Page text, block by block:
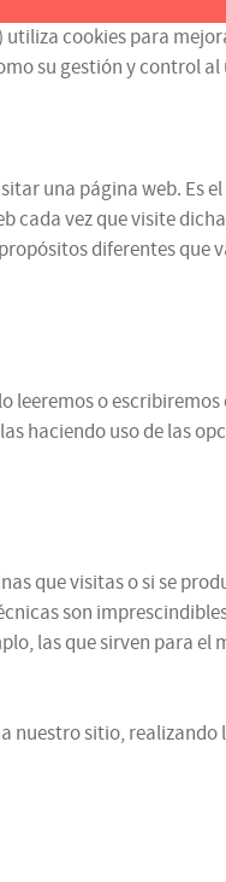
cookies para
su gestión y control
una página web. Es
vez que visite
diferentes que
o
haciendo uso de las
que visitas o si se
son
las que sirven para
sitio,